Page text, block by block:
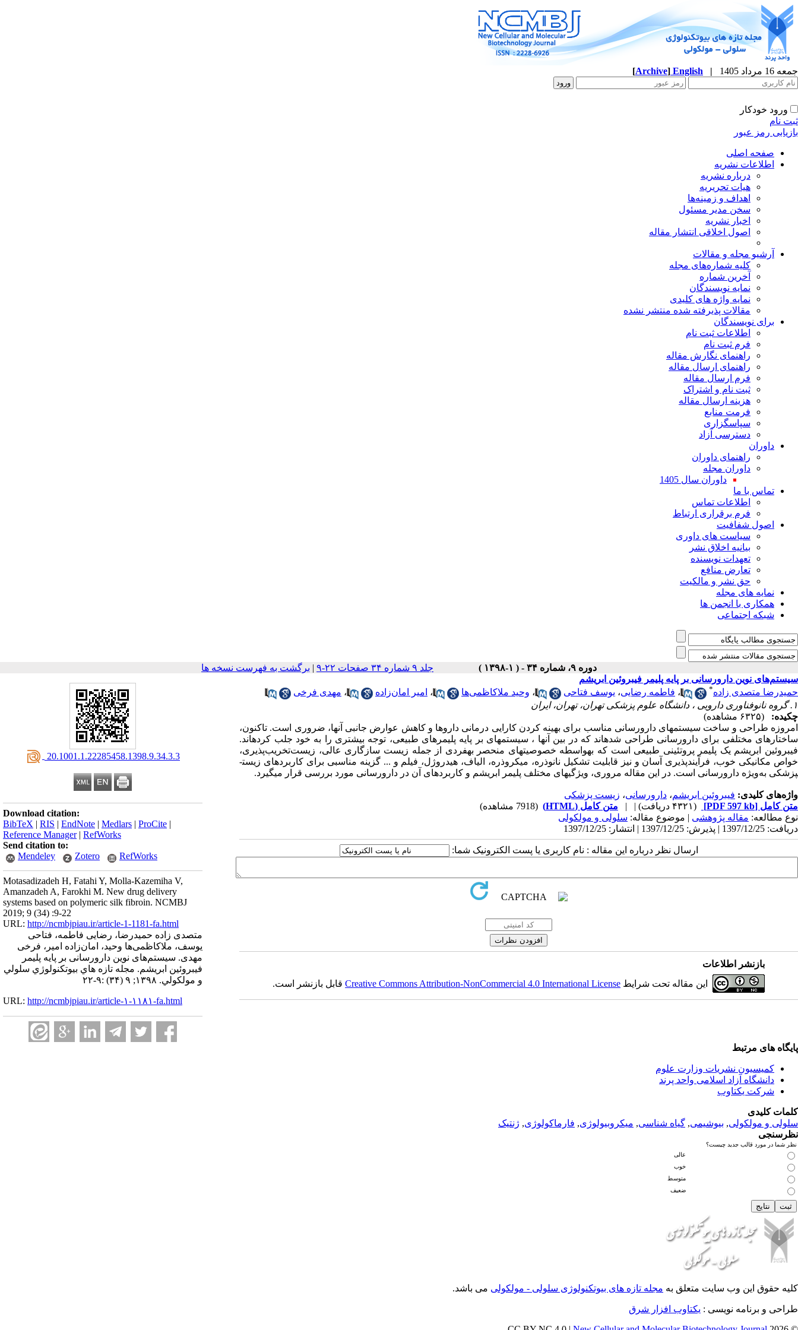
جمعه 16 مرداد 1405 |
English
[Archive]
ورود خودکار
ثبت نام
بازیابی رمز عبور
صفحه اصلی
اطلاعات نشریه
درباره نشریه
هیات تحریریه
اهداف و زمینه‌ها
سخن مدیر مسئول
اخبار نشریه
اصول اخلاقی انتشار مقاله
آرشیو مجله و مقالات
کلیه شماره‌های مجله
آخرین شماره
نمایه نویسندگان
نمایه واژه های کلیدی
مقالات پذیرفته شده منتشر نشده
برای نویسندگان
اطلاعات ثبت نام
فرم ثبت نام
راهنمای نگارش مقاله
راهنمای ارسال مقاله
فرم ارسال مقاله
ثبت نام و اشتراک
هزینه ارسال مقاله
فرمت منابع
سپاسگزاری
دسترسی آزاد
داوران
راهنمای داوران
داوران مجله
داوران سال 1405
تماس با ما
اطلاعات تماس
فرم برقراری ارتباط
اصول شفافیت
سیاست های داوری
بیانیه اخلاق نشر
تعهدات نویسنده
تعارض منافع
حق نشر و مالکیت
نمایه های مجله
همکاری با انجمن ها
شبکه اجتماعی
دوره ۹، شماره ۳۴ - ( ۱-۱۳۹۸ ) جلد ۹ شماره ۳۴ صفحات ۲۲-۹ | برگشت به فهرست نسخه ها
‎ 20.1001.1.22285458.1398.9.34.3.3
Download citation:
BibTeX | RIS | EndNote | Medlars | ProCite |
Reference Manager| RefWorks
Send citation to:
Mendeley
Zotero RefWorks
Motasadizadeh H, Fatahi Y, Molla-Kazemiha V,
Amanzadeh A, Farokhi M. New drug delivery
systems based on polymeric silk fibroin. NCMBJ
2019; 9 (34) :9-22
URL: http://ncmbjpiau.ir/article-1-1181-fa.html
متصدی زاده حمیدرضا، رضایی فاطمه، فتاحی
یوسف، ملاکاظمی‌ها وحید، امان‌زاده امیر، فرخی
مهدی. سیستم‌های نوین دارورسانی بر پایه پلیمر
فیبروئین ابریشم. مجله تازه هاي بيوتكنولوژي سلولي
و مولكولي. ۱۳۹۸; ۹ (۳۴) :۹-۲۲
URL: http://ncmbjpiau.ir/article-۱-۱۱۸۱-fa.html
سیستم‌های نوین دارورسانی بر پایه پلیمر فیبروئین ابریشم
حمیدرضا متصدی زاده* ، فاطمه رضایی، یوسف فتاحی ، وحید ملاکاظمی‌ها ، امیر امان‌زاده ، مهدی فرخی
۱. گروه نانوفناوری دارویی ، دانشگاه علوم پزشکی تهران، تهران، ایران
چکیده:
(۶۳۲۵ مشاهده)
امروزه طراحی و ساخت سیستم­های دارورسانی مناسب برای بهینه کردن کارایی درمانی دارو­ها و کاهش عوارض جانبی آنها، ضروری است. تاکنون،
ساختارهای مختلفی برای دارورسانی طراحی شده­اند که در بین آن­ها ، سیستمهای بر پایه پلی­مرهای طبیعی، توجه بیش­تری را به خود جلب کرده­اند.
فیبروئین ابریشم یک پلی­مر پروتئینی طبیعی است که به­واسطه خصوصیت­های منحصر به­فردی از جمله زیست سازگاری عالی، زیست‌تخریب‌پذیری،
مکانیکی خوب، فرآیندپذیری آسان و نیز قابلیت تشکیل نانوذره، میکروذره، الیاف، هیدروژل، فیلم و ... گزینه مناسبی برای کاربردهای زیست­
پزشکی به‌ویژه دارورسانی است. در این مقاله مروری، ویژگی­های مختلف پلی­مر ابریشم و کاربردهای آن در دارورسانی مورد بررسی قرار می­گیرد.
واژه‌های کلیدی: فیبروئین ابریشم، دارورسانی، زیست پزشکی
متن کامل [PDF 597 kb] (۴۳۲۱ دریافت) | | متن کامل (HTML)
(7918 مشاهده)
نوع مطالعه: مقاله پژوهشی | موضوع مقاله: سلولی و مولکولی
دریافت: 1397/12/25 | پذیرش: 1397/12/25 | انتشار: 1397/12/25
ارسال نظر درباره این مقاله : نام کاربری یا پست الکترونیک شما:
بازنشر اطلاعات
این مقاله تحت شرایط Creative Commons Attribution-NonCommercial 4.0 International Licenseقابل بازنشر است.
پایگاه های مرتبط
کمیسیون نشریات وزارت علوم
دانشگاه آزاد اسلامی واحد پرند
شرکت یکتاوب
کلمات کلیدی
سلولی و مولکولی, بیوشیمی, گیاه شناسی, میکروبیولوژی, فارماکولوژی, ژنتیک
نظرسنجی
نظر شما در مورد قالب جدید چیست؟
عالی
خوب
متوسط
ضعیف
کلیه حقوق این وب سایت متعلق به مجله تازه های بیوتکنولوژی سلولی - مولکولی می باشد.
طراحی و برنامه نویسی : یکتاوب افزار شرق